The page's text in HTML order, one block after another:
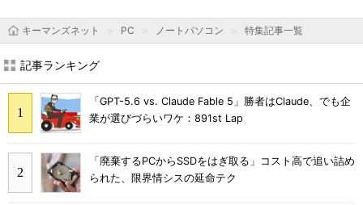
キーマンズネット PC ノートパソコン 特集記事一覧
記事ランキング
「GPT-5.6 vs. Claude Fable 5」勝者はClaude、でも企
業が選びづらいワケ：891st Lap
「廃棄するPCからSSDをはぎ取る」コスト高で追い詰め
られた、限界情シスの延命テク